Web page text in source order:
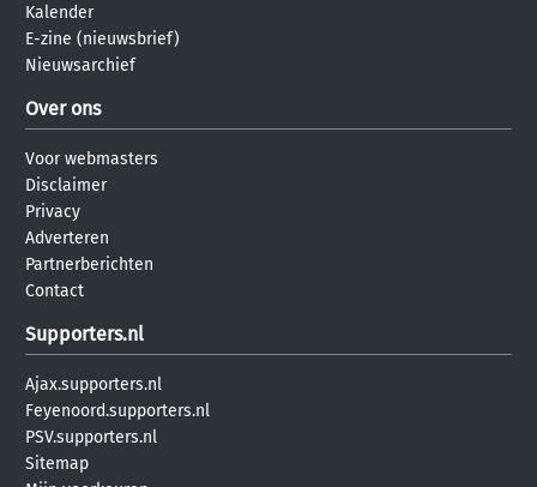
Kalender
E-zine (nieuwsbrief)
Nieuwsarchief
Over ons
Voor webmasters
Disclaimer
Privacy
Adverteren
Partnerberichten
Contact
Supporters.nl
Ajax.supporters.nl
Feyenoord.supporters.nl
PSV.supporters.nl
Sitemap